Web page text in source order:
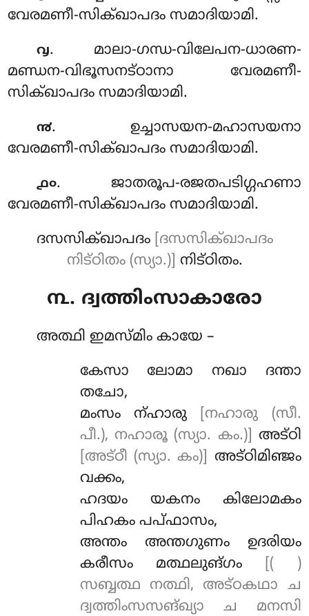
വേരമണീ-സിക്ഖാപദം സമാദിയാമി.
൮. മാലാ-ഗന്ധ-വിലേപന-ധാരണ-
മണ്ഡന-വിഭൂസനട്ഠാനാ വേരമണീ-
സിക്ഖാപദം സമാദിയാമി.
൯. ഉച്ചാസയന-മഹാസയനാ
വേരമണീ-സിക്ഖാപദം സമാദിയാമി.
൧൦. ജാതരൂപ-രജതപടിഗ്ഗഹണാ
വേരമണീ-സിക്ഖാപദം സമാദിയാമി.
ദസസിക്ഖാപദം [ദസസിക്ഖാപദം
നിട്ഠിതം (സ്യാ.)] നിട്ഠിതം.
൩. ദ്വത്തിംസാകാരോ
അത്ഥിഇമസ്മിം കായേ –
കേസാ ലോമാ നഖാ ദന്താ
തചോ,
മംസം ന്ഹാരു
[നഹാരു (സീ.
പീ.), നഹാരൂ (സ്യാ. കം.)]
അട്ഠി
[അട്ഠീ (സ്യാ. കം)]
അട്ഠിമിഞ്ജം
വക്കം,
ഹദയം യകനം കിലോമകം
പിഹകം പപ്ഫാസം,
അന്തം അന്തഗുണം ഉദരിയം
കരീസം മത്ഥലുങ്ഗം
[( )
സബ്ബത്ഥ നത്ഥി, അട്ഠകഥാ ച
ദ്വത്തിംസസങ്ഖ്യാ ച മനസി